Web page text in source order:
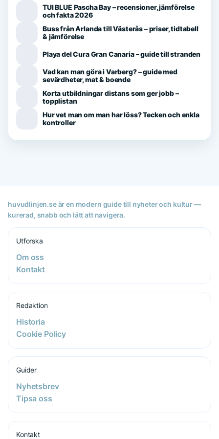
TUI BLUE Pascha Bay – recensioner, jämförelse
och fakta 2026
Buss från Arlanda till Västerås – priser, tidtabell
& jämförelse
Playa del Cura Gran Canaria – guide till stranden
Vad kan man göra i Varberg? – guide med
sevärdheter, mat & boende
Korta utbildningar distans som ger jobb –
topplistan
Hur vet man om man har löss? Tecken och enkla
kontroller
huvudlinjen.se är en modern guide till nyheter och kultur —
kurerad, snabb och lätt att navigera.
Utforska
Om oss
Kontakt
Redaktion
Historia
Cookie Policy
Guider
Nyhetsbrev
Tipsa oss
Kontakt